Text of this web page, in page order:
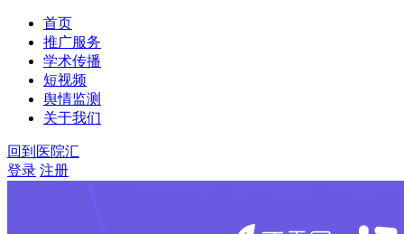
首页
推广服务
学术传播
短视频
舆情监测
关于我们
回到医院汇
登录 注册